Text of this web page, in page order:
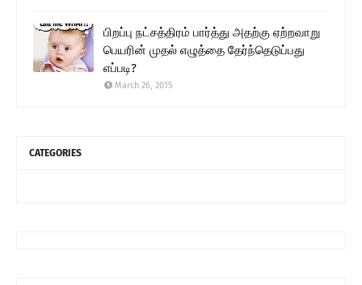
பிறப்பு நட்சத்திரம் பார்த்து அதற்கு ஏற்றவாறு
பெயரின் முதல் எழுத்தை தேர்ந்தெடுப்பது
எப்படி?
March 26, 2015
CATEGORIES